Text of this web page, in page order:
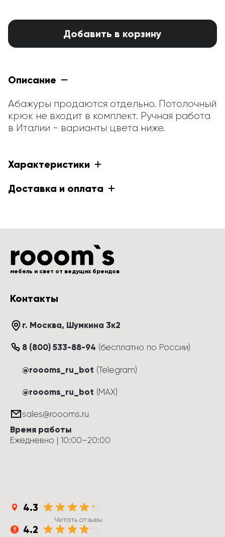
Добавить в корзину
Описание
Абажуры продаются отдельно. Потолочный
крюк не входит в комплект. Ручная работа
в Италии - варианты цвета ниже.
Характеристики
Доставка и оплата
мебель и свет от ведущих брендов
Контакты
г. Москва, Шумкина 3к2
8 (800) 533-88-94 (бесплатно по России)
@roooms_ru_bot (Telegram)
@roooms_ru_bot (MAX)
sales@roooms.ru
Время работы
Ежедневно | 10:00–20:00
4.3
Читать отзывы
4.2